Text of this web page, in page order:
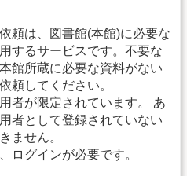
頼は、図書館(本館)に必要な
するサービスです。不要な
館所蔵に必要な資料がない
頼してください。
者が限定されています。 あ
者として登録されていない
ません。
ログインが必要です。